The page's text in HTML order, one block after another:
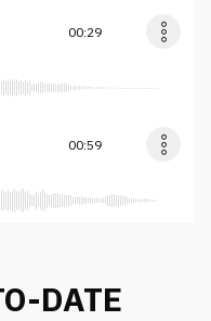
00:29
00:59
DATE